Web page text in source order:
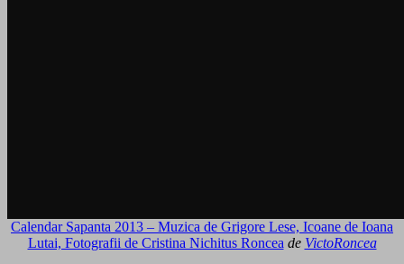
Calendar Sapanta 2013 – Muzica de Grigore Lese, Icoane de Ioana
Lutai, Fotografii de Cristina Nichitus Roncea de VictoRoncea